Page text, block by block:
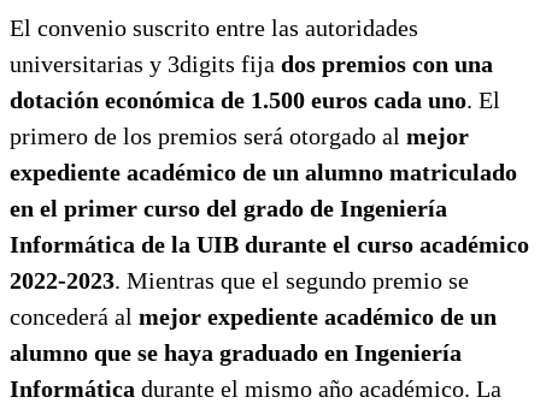
El convenio suscrito entre las autoridades
universitarias y 3digits fija dos premios con una
dotación económica de 1.500 euros cada uno. El
primero de los premios será otorgado al mejor
expediente académico de un alumno matriculado
en el primer curso del grado de Ingeniería
Informática de la UIB durante el curso académico
2022-2023. Mientras que el segundo premio se
concederá al mejor expediente académico de un
alumno que se haya graduado en Ingeniería
Informática durante el mismo año académico. La